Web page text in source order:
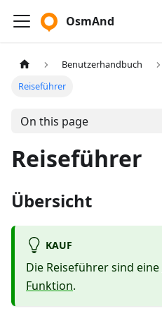
OsmAnd
Benutzerhandbuch
Reiseführer
On this page
Reiseführer
Übersicht
KAUF
Die Reiseführer sind eine
Funktion.